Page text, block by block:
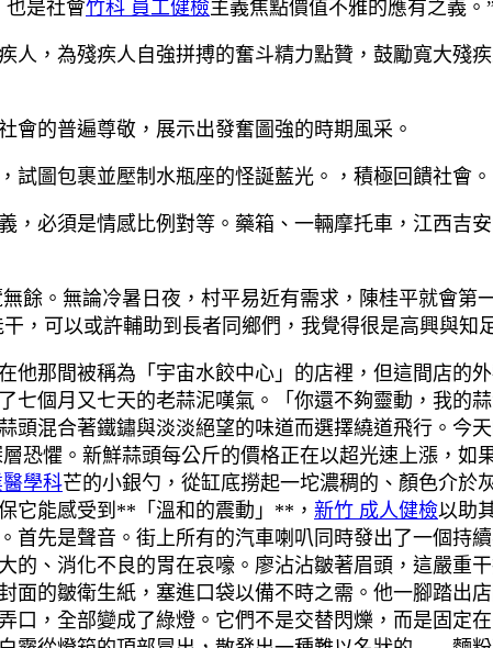
也是社會竹科 員工健檢主義焦點價值不雅的應有之義。”
，為殘疾人自強拼搏的奮斗精力點贊，鼓勵寬大殘
會的普遍尊敬，展示出發奮圖強的時期風采。
圖包裹並壓制水瓶座的怪誕藍光。，積極回饋社會。
必須是情感比例對等。藥箱、一輛摩托車，江西吉
餘。無論冷暑日夜，村平易近有需求，陳桂平就會第
，可以或許輔助到長者同鄉們，我覺得很是高興與知
那間被稱為「宇宙水餃中心」的店裡，但這間店的
個月又七天的老蒜泥嘆氣。「你還不夠靈動，我的
混合著鐵鏽與淡淡絕望的味道而選擇繞道飛行。今
恐懼。新鮮蒜頭每公斤的價格正在以超光速上漲，如
學科芒的小銀勺，從缸底撈起一坨濃稠的、顏色介於
它能感受到**「溫和的震動」**， 新竹 成人健檢以助
先是聲音。街上所有的汽車喇叭同時發出了一個持
、消化不良的胃在哀嚎。廖沾沾皺著眉頭，這嚴重
的皺衛生紙，塞進口袋以備不時之需。他一腳踏出
，全部變成了綠燈。它們不是交替閃爍，而是固定